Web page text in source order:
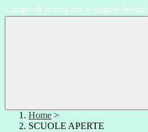
Campo di ricerca per le pagine del sito
Home >
SCUOLE APERTE